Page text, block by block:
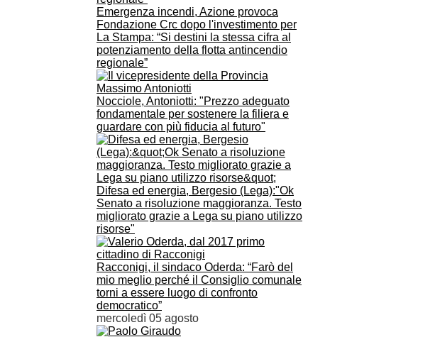
Emergenza incendi, Azione provoca
Fondazione Crc dopo l'investimento per
La Stampa: “Si destini la stessa cifra al
potenziamento della flotta antincendio
regionale”
Nocciole, Antoniotti: "Prezzo adeguato
fondamentale per sostenere la filiera e
guardare con più fiducia al futuro"
Difesa ed energia, Bergesio (Lega):"Ok
Senato a risoluzione maggioranza. Testo
migliorato grazie a Lega su piano utilizzo
risorse"
Racconigi, il sindaco Oderda: “Farò del
mio meglio perché il Consiglio comunale
torni a essere luogo di confronto
democratico”
mercoledì 05 agosto